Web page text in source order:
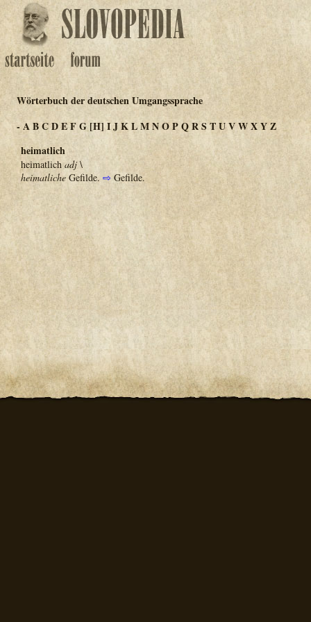
Wörterbuch der deutschen Umgangssprache
-ABCDEFG [H] IJKLMNOPQRSTUVWXYZ
heimatlich
heimatlich adj\
heimatliche Gefilde. ⇨ Gefilde.